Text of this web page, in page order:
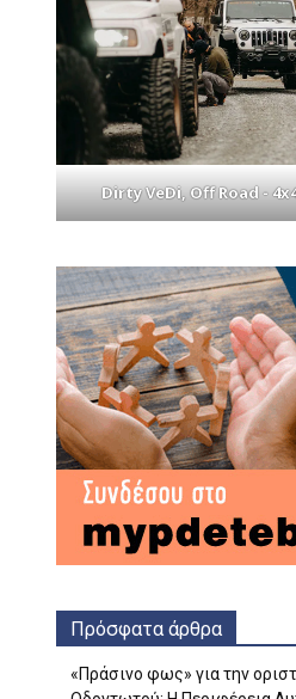
Dirty VeDi, Off Road -
Πρόσφατα άρθρα
«Πράσινο φως» για την